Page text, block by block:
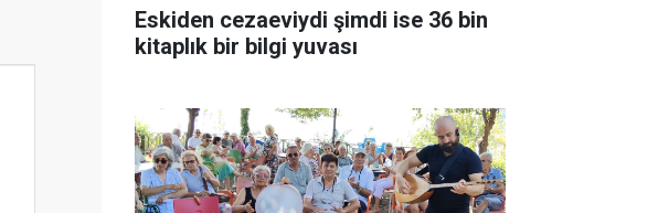
Eskiden cezaeviydi şimdi ise 36 bin
kitaplık bir bilgi yuvası